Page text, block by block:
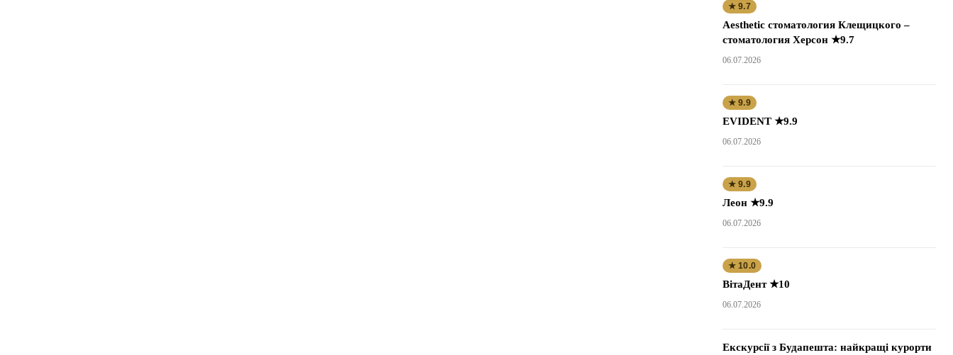
★ 9.7
Aesthetic стоматология Клещицкого –
стоматология Херсон ★9.7
06.07.2026
★ 9.9
EVIDENT ★9.9
06.07.2026
★ 9.9
Леон ★9.9
06.07.2026
★ 10.0
ВітаДент ★10
06.07.2026
Екскурсії з Будапешта: найкращі курорти